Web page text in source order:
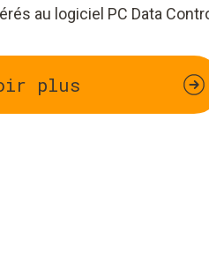
au logiciel PC Data
plus